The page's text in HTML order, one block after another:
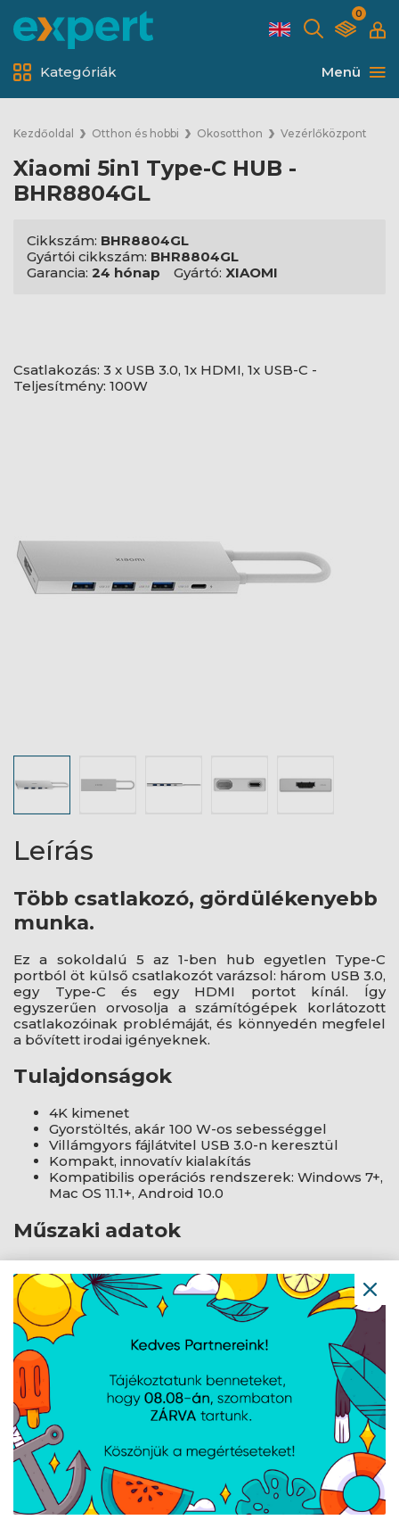
0
Menü
Kategóriák
Kezdőoldal Otthon és hobbi Okosotthon Vezérlőközpont
Xiaomi 5in1 Type-C HUB -
BHR8804GL
Cikkszám: BHR8804GL
Gyártói cikkszám: BHR8804GL
Garancia: 24 hónap Gyártó: XIAOMI
Csatlakozás: 3 x USB 3.0, 1x HDMI, 1x USB-C -
Teljesítmény: 100W
Leírás
Több csatlakozó, gördülékenyebb
munka.
Ez a sokoldalú 5 az 1-ben hub egyetlen Type-C
portból öt külső csatlakozót varázsol: három USB 3.0,
egy Type-C és egy HDMI portot kínál. Így
egyszerűen orvosolja a számítógépek korlátozott
csatlakozóinak problémáját, és könnyedén megfelel
a bővített irodai igényeknek.
Tulajdonságok
4K kimenet
Gyorstöltés, akár 100 W-os sebességgel
Villámgyors fájlátvitel USB 3.0-n keresztül
Kompakt, innovatív kialakítás
Kompatibilis operációs rendszerek: Windows 7+,
Mac OS 11.1+, Android 10.0
Műszaki adatok
Kimeneti csatlakozó: 1x HDMI 2.0, 3x USB-A 3.0,
USB-C
Színe: Szürke
Termék méretei: 91 x 15 x 215 mm
Termék súlya: 170 g
Navigáció
Hírek